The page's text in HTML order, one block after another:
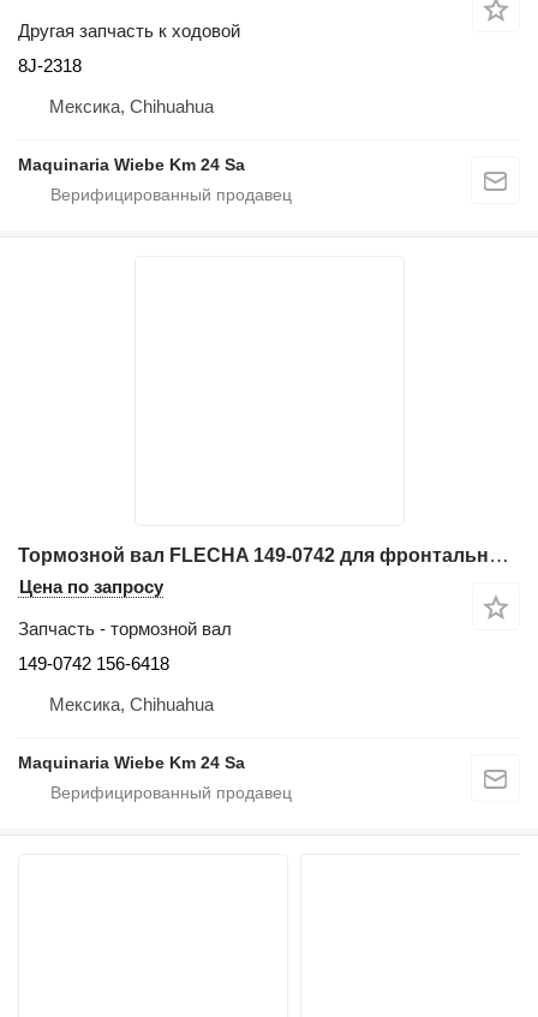
Другая запчасть к ходовой
8J-2318
Мексика, Chihuahua
Maquinaria Wiebe Km 24 Sa
Тормозной вал FLECHA 149-0742 для фронтального погрузчика Caterpillar 966G
Цена по запросу
Запчасть - тормозной вал
149-0742 156-6418
Мексика, Chihuahua
Maquinaria Wiebe Km 24 Sa